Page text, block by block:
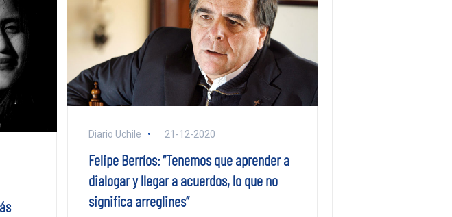
Diario Uchile 21-12-2020
Felipe Berríos: “Tenemos que aprender a
dialogar y llegar a acuerdos, lo que no
significa arreglines”